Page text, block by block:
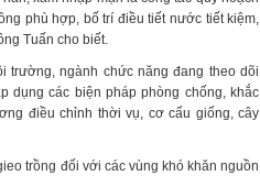
phù hợp, bố trí điều tiết nước tiết kiệm,
Tuấn cho biết.
trường, ngành chức năng đang theo dõi
dụng các biện pháp phòng chống, khắc
điều chỉnh thời vụ, cơ cấu giống, cây
trồng đối với các vùng khó khăn nguồn